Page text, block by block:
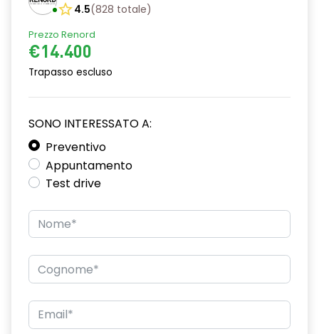
4.5(828 totale)
Prezzo Renord
€14.400
Trapasso escluso
SONO INTERESSATO A:
Preventivo
Appuntamento
Test drive